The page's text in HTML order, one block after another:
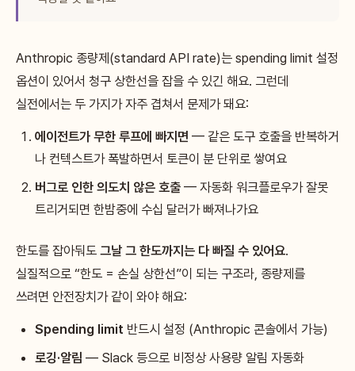
Anthropic 종량제(standard API rate)는 spending limit 설정
옵션이 있어서 청구 상한선을 잡을 수 있긴 해요. 그런데
실전에서는 두 가지가 자주 겹쳐서 문제가 돼요:
에이전트가 무한 루프에 빠지면 — 같은 도구 호출을 반복하거
나 컨텍스트가 폭발하면서 토큰이 분 단위로 쌓여요
버그로 인한 의도치 않은 호출 — 자동화 워크플로우가 잘못
트리거되면 한밤중에 수십 달러가 빠져나가요
한도를 잡아둬도 그날 그 한도까지는 다 빠질 수 있어요.
실질적으로 “한도 = 손실 상한선”이 되는 구조라, 종량제를
쓰려면 안전장치가 같이 와야 해요:
Spending limit 반드시 설정 (Anthropic 콘솔에서 가능)
로깅·알림 — Slack 등으로 비정상 사용량 알림 자동화